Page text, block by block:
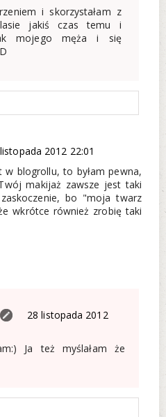
i skorzystałam z
jakiś czas temu i
mojego męża i się
2012 22:01
w blogrollu, to byłam pewna,
makijaż zawsze jest taki
bo "moja twarz
wkrótce również zrobię taki
28 listopada 2012
Ja też myślałam że